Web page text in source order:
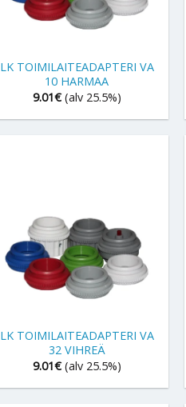
LK TOIMILAITEADAPTERI VA
10 HARMAA
9.01€ (alv 25.5%)
LK TOIMILAITEADAPTERI VA
32 VIHREÄ
9.01€ (alv 25.5%)